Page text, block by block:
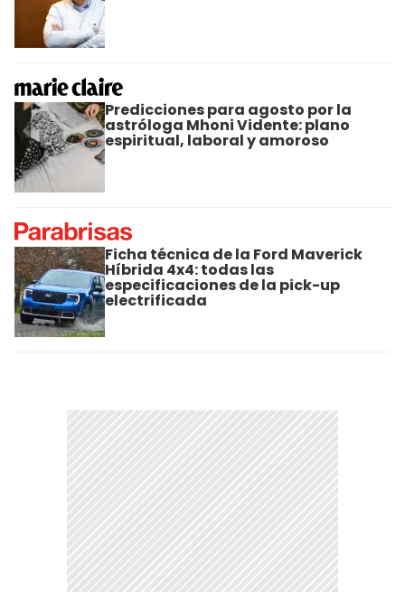
Predicciones para agosto por la
astróloga Mhoni Vidente: plano
espiritual, laboral y amoroso
Ficha técnica de la Ford Maverick
Híbrida 4x4: todas las
especificaciones de la pick-up
electrificada